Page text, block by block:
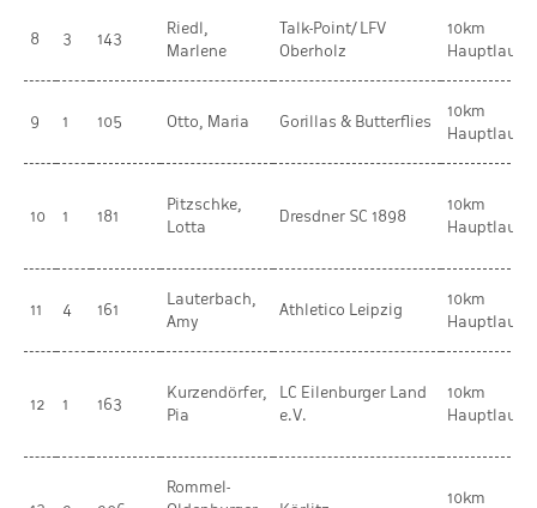
8 3 143
Riedl,
Marlene
Talk-Point/ LFV
Oberholz
10km
Hauptlauf
9 1 105 Otto, Maria Gorillas & Butterflies
10km
Hauptlauf
10 1 181
Pitzschke,
Lotta
Dresdner SC 1898
10km
Hauptlauf
11 4 161
Lauterbach,
Amy
Athletico Leipzig
10km
Hauptlauf
12 1 163
Kurzendörfer,
Pia
LC Eilenburger Land
e.V.
10km
Hauptlauf
Rommel-
10km